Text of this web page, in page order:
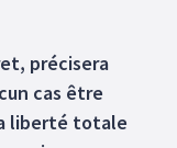
précisera
cas être
liberté totale